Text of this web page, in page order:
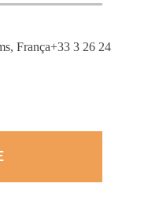
França+33 3 26 24